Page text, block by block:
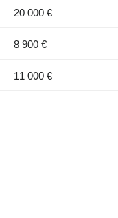
20 000 €
8 900 €
11 000 €